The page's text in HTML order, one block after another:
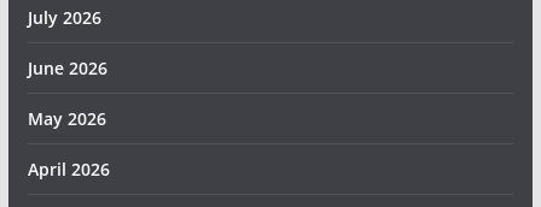
July 2026
June 2026
May 2026
April 2026